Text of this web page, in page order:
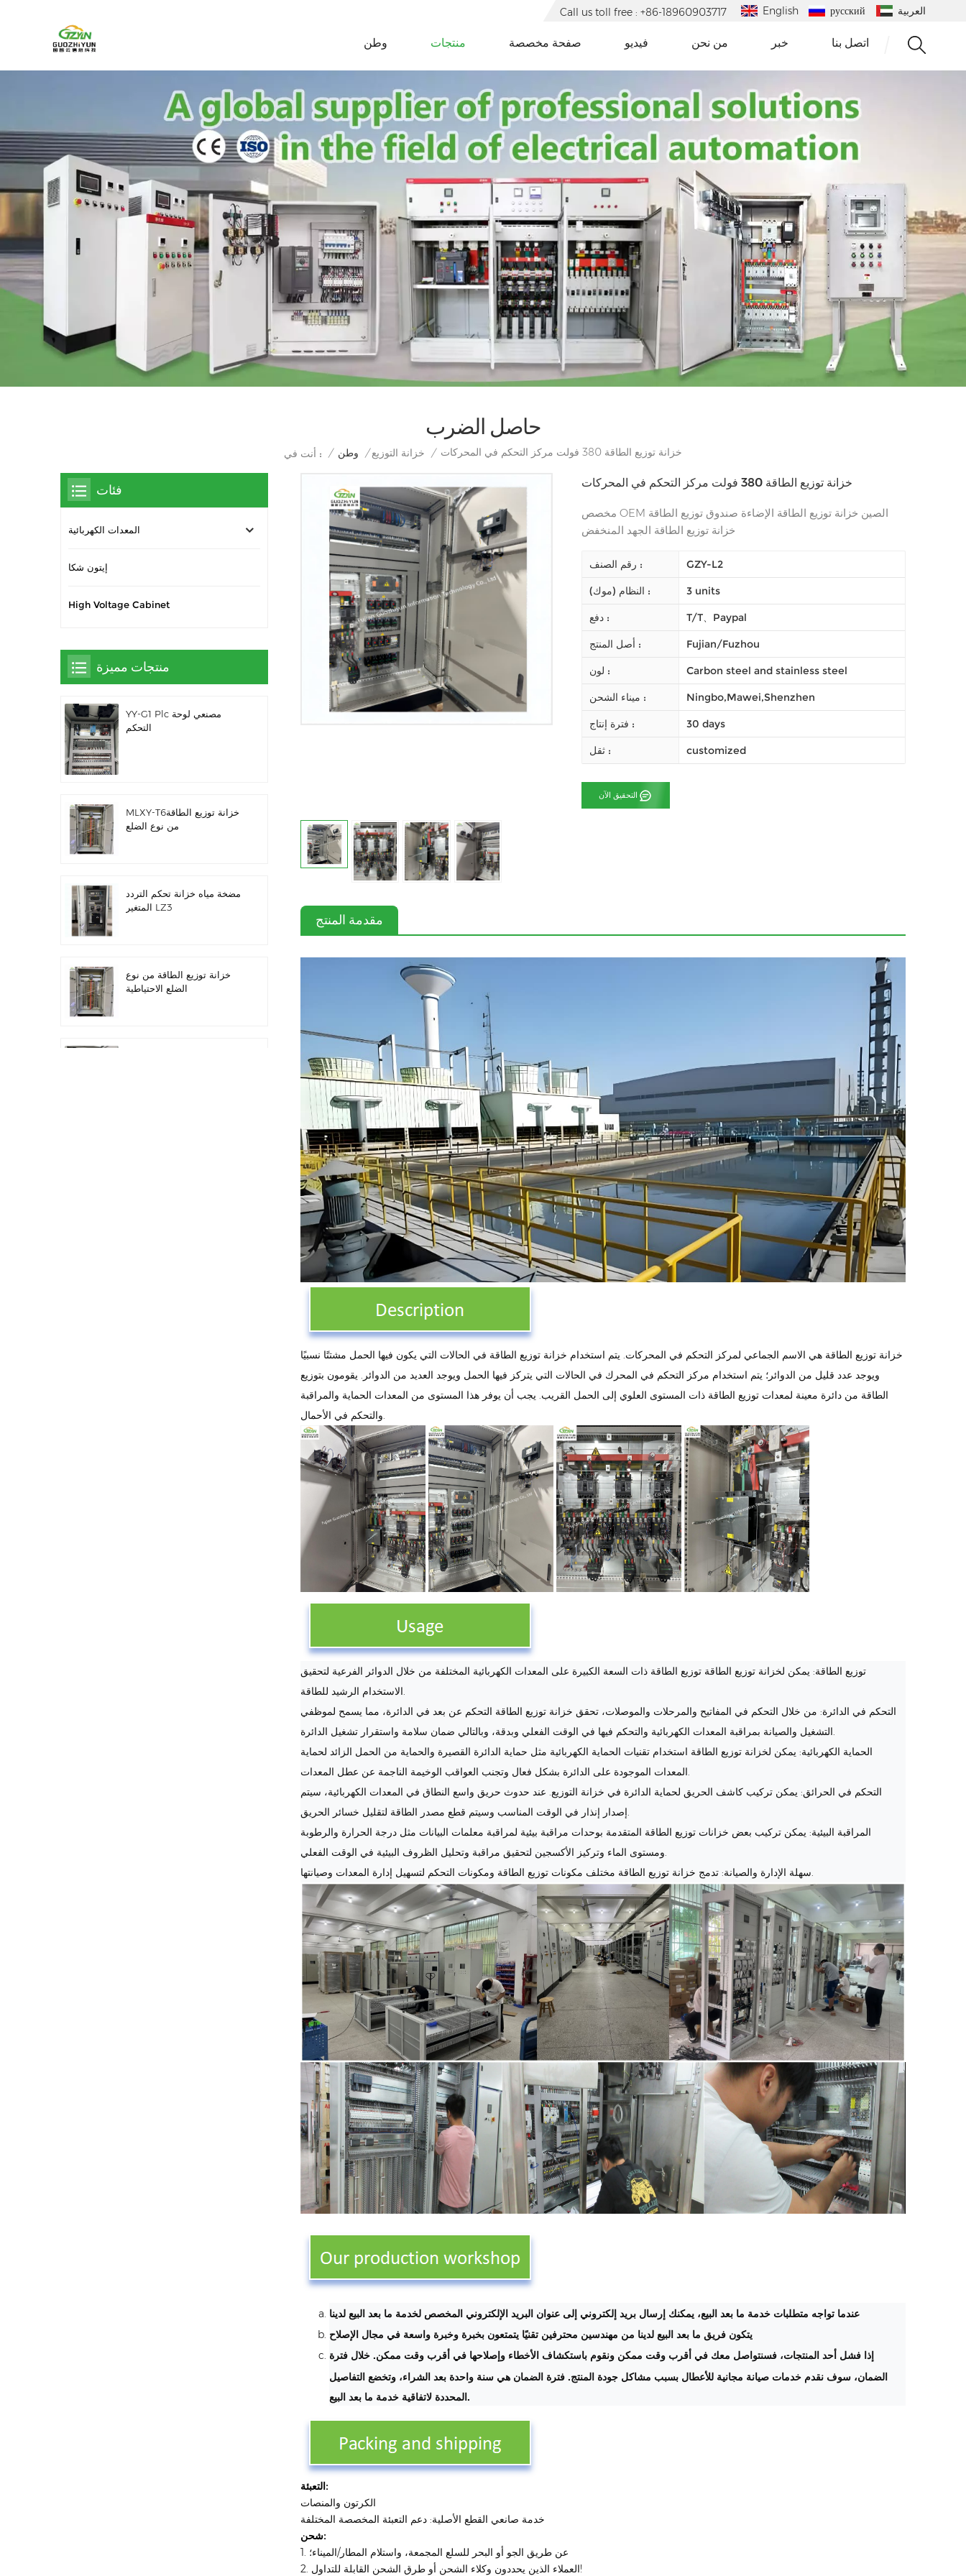
English русский العربية Call us toll free : +86-18960903717
وطن منتجات صفحة مخصصة فيديو من نحن خبر اتصل بنا
حاصل الضرب
أنت في : / وطن / خزانة التوزيع / خزانة توزيع الطاقة 380 فولت مركز التحكم في المحركات
خزانة توزيع الطاقة 380 فولت مركز التحكم في المحركات
مخصص OEM الصين خزانة توزيع الطاقة الإضاءة صندوق توزيع الطاقة
خزانة توزيع الطاقة الجهد المنخفض
رقم الصنف : GZY-L2
النظام (موك) : 3 units
دفع : T/T、Paypal
أصل المنتج : Fujian/Fuzhou
لون : Carbon steel and stainless steel
ميناء الشحن : Ningbo,Mawei,Shenzhen
فترة إنتاج : 30 days
ثقل : customized
التحقيق الآن
مقدمة المنتج
خزانة توزيع الطاقة هي الاسم الجماعي لمركز التحكم في المحركات. يتم استخدام خزانة توزيع الطاقة في الحالات التي يكون فيها الحمل مشتتًا نسبيًا
ويوجد عدد قليل من الدوائر؛ يتم استخدام مركز التحكم في المحرك في الحالات التي يتركز فيها الحمل ويوجد العديد من الدوائر. يقومون بتوزيع
الطاقة من دائرة معينة لمعدات توزيع الطاقة ذات المستوى العلوي إلى الحمل القريب. يجب أن يوفر هذا المستوى من المعدات الحماية والمراقبة
والتحكم في الأحمال.
توزيع الطاقة: يمكن لخزانة توزيع الطاقة توزيع الطاقة ذات السعة الكبيرة على المعدات الكهربائية المختلفة من خلال الدوائر الفرعية لتحقيق
الاستخدام الرشيد للطاقة.
التحكم في الدائرة: من خلال التحكم في المفاتيح والمرحلات والموصلات، تحقق خزانة توزيع الطاقة التحكم عن بعد في الدائرة، مما يسمح لموظفي
التشغيل والصيانة بمراقبة المعدات الكهربائية والتحكم فيها في الوقت الفعلي وبدقة، وبالتالي ضمان سلامة واستقرار تشغيل الدائرة.
الحماية الكهربائية: يمكن لخزانة توزيع الطاقة استخدام تقنيات الحماية الكهربائية مثل حماية الدائرة القصيرة والحماية من الحمل الزائد لحماية
المعدات الموجودة على الدائرة بشكل فعال وتجنب العواقب الوخيمة الناجمة عن عطل المعدات.
التحكم في الحرائق: يمكن تركيب كاشف الحريق لحماية الدائرة في خزانة التوزيع. عند حدوث حريق واسع النطاق في المعدات الكهربائية، سيتم
إصدار إنذار في الوقت المناسب وسيتم قطع مصدر الطاقة لتقليل خسائر الحريق.
المراقبة البيئية: يمكن تركيب بعض خزانات توزيع الطاقة المتقدمة بوحدات مراقبة بيئية لمراقبة معلمات البيانات مثل درجة الحرارة والرطوبة
ومستوى الماء وتركيز الأكسجين لتحقيق مراقبة وتحليل الظروف البيئية في الوقت الفعلي.
سهلة الإدارة والصيانة: تدمج خزانة توزيع الطاقة مختلف مكونات توزيع الطاقة ومكونات التحكم لتسهيل إدارة المعدات وصيانتها.
عندما تواجه متطلبات خدمة ما بعد البيع، يمكنك إرسال بريد إلكتروني إلى عنوان البريد الإلكتروني المخصص لخدمة ما بعد البيع لدينا
يتكون فريق ما بعد البيع لدينا من مهندسين محترفين تقنيًا يتمتعون بخبرة وخبرة واسعة في مجال الإصلاح
إذا فشل أحد المنتجات، فسنتواصل معك في أقرب وقت ممكن ونقوم باستكشاف الأخطاء وإصلاحها في أقرب وقت ممكن. خلال فترة
الضمان، سوف نقدم خدمات صيانة مجانية للأعطال بسبب مشاكل جودة المنتج. فترة الضمان هي سنة واحدة بعد الشراء، وتخضع التفاصيل
التعبئة:
الكرتون والمنصات
خدمة صانعي القطع الأصلية: دعم التعبئة المخصصة المختلفة
شحن:
1. عن طريق الجو أو البحر للسلع المجمعة، واستلام المطار/الميناء؛
2. العملاء الذين يحددون وكلاء الشحن أو طرق الشحن القابلة للتداول!
فئات
المعدات الكهربائية
إيتون شكا
High Voltage Cabinet
منتجات مميزة
YY-G1 Plc مصنعي لوحة
التحكم
MLXY-T6خزانة توزيع الطاقة
من نوع الضلع
مضخة مياه خزانة تحكم التردد
المتغير LZ3
خزانة توزيع الطاقة من نوع
الضلع الاحتياطية